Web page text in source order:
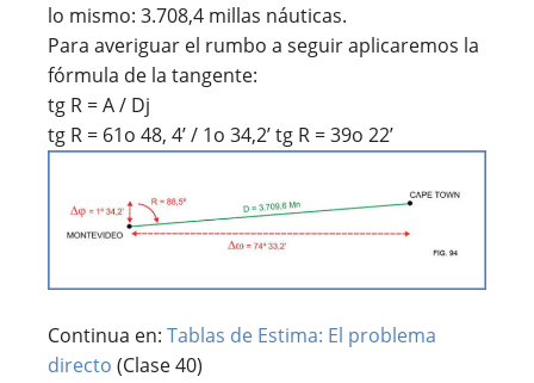
lo mismo: 3.708,4 millas náuticas.
Para averiguar el rumbo a seguir aplicaremos la
fórmula de la tangente:
tg R = A / Dj
tg R = 61o 48, 4’ / 1o 34,2’ tg R = 39o 22’
Continua en: Tablas de Estima: El problema
directo (Clase 40)